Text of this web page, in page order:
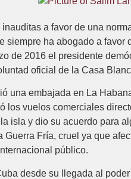
a favor de una
ha abogado a
de 2016 el presidente
oficial de la Casa
una embajada en La
vuelos comerciales
isla y dio su acuerdo para
Fría, cruel ya que
público.
desde su llegada al